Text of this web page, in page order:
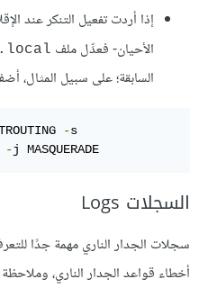
إذا أردت تفعيل التنكر عند
الأحيان- فعدِّل ملف
السابقة؛ على سبيل المثال،
-
-j MASQUERADE
السجلات Logs
سجلات الجدار الناري مهمة جدًا
أخطاء قواعد الجدار الناري،